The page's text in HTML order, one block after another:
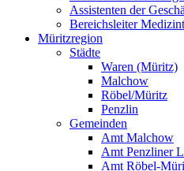
Assistenten der
Bereichsleiter
Müritzregion
Städte
Waren (Müritz)
Malchow
Röbel/Müritz
Penzlin
Gemeinden
Amt Malchow
Amt Penzliner
Amt Röbel-